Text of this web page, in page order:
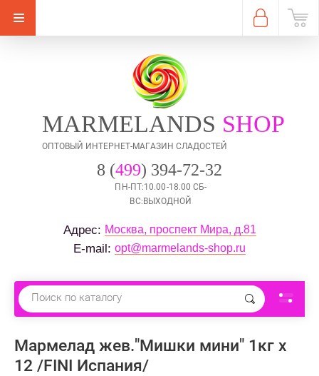
MARMELANDS SHOP
ОПТОВЫЙ ИНТЕРНЕТ-МАГАЗИН СЛАДОСТЕЙ
8 (499) 394-72-32
ПН-ПТ:10.00-18.00 СБ-
ВС:ВЫХОДНОЙ
Адрес: Москва, проспект Мира, д.81
E-mail: opt@marmelands-shop.ru
Мармелад жев."Мишки мини" 1кг х
12 /FINI Испания/